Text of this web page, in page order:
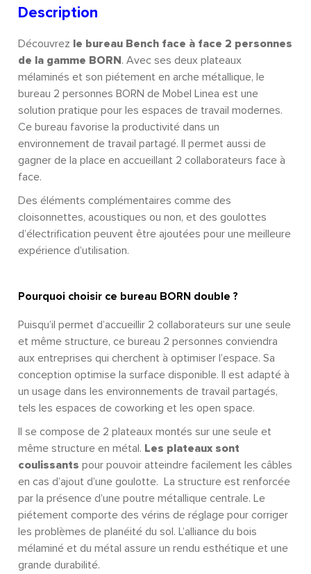
Description
Découvrez le bureau Bench face à face 2 personnes
de la gamme BORN. Avec ses deux plateaux
mélaminés et son piétement en arche métallique, le
bureau 2 personnes BORN de Mobel Linea est une
solution pratique pour les espaces de travail modernes.
Ce bureau favorise la productivité dans un
environnement de travail partagé. Il permet aussi de
gagner de la place en accueillant 2 collaborateurs face à
face.
Des éléments complémentaires comme des
cloisonnettes, acoustiques ou non, et des goulottes
d’électrification peuvent être ajoutées pour une meilleure
expérience d’utilisation.
Pourquoi choisir ce bureau BORN double ?
Puisqu’il permet d’accueillir 2 collaborateurs sur une seule
et même structure, ce bureau 2 personnes conviendra
aux entreprises qui cherchent à optimiser l’espace. Sa
conception optimise la surface disponible. Il est adapté à
un usage dans les environnements de travail partagés,
tels les espaces de coworking et les open space.
Il se compose de 2 plateaux montés sur une seule et
même structure en métal. Les plateaux sont
coulissants pour pouvoir atteindre facilement les câbles
en cas d’ajout d’une goulotte. La structure est renforcée
par la présence d’une poutre métallique centrale. Le
piétement comporte des vérins de réglage pour corriger
les problèmes de planéité du sol. L’alliance du bois
mélaminé et du métal assure un rendu esthétique et une
grande durabilité.